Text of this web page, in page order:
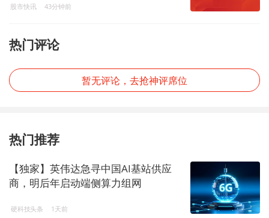
股市快讯 43分钟前
热门评论
暂无评论，去抢神评席位
热门推荐
【独家】英伟达急寻中国AI基站供应
商，明后年启动端侧算力组网
硬科技头条 1天前